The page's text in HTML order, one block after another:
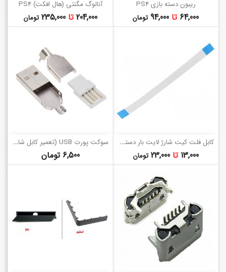
ریبون دسته بازی PS4
قیمت 64,000 تا 94,000 تومان
آنالوگ مگنتی (هال افکت) PS4
قیمت 204,000 تا235,000 تومان
ک
ابل فلت کیت شارژ لایت بار دسته Ps4
قیمت
13,000 تا23,000 تومان
س
وکت پورت USB (تعمیر کابل شارژ)
قیمت 6,500 تومان